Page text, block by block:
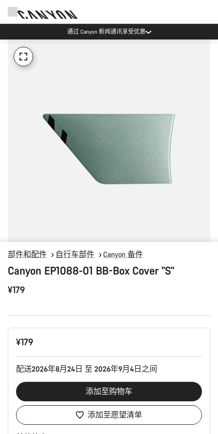
通过 Canyon 新闻通讯享受优惠
部件和配件 自行车部件 Canyon 备件
Canyon EP1088-01 BB-Box Cover "S"
¥179
产
¥179
配送2026年8月24日 至 2026年9月4日之间
添加至购物车
添加至愿望清单